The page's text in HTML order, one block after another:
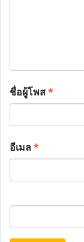
ชื่อผู้โพส*
อีเมล*